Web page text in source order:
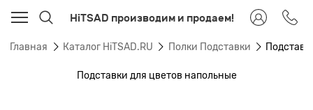
HiTSAD производим и продаем!
Главная Каталог HiTSAD.RU Полки Подставки
Подставки для цветов напольные